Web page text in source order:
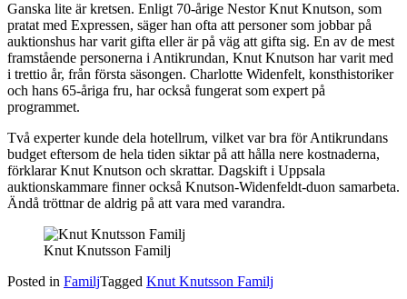
Ganska lite är kretsen. Enligt 70-årige Nestor Knut Knutson, som
pratat med Expressen, säger han ofta att personer som jobbar på
auktionshus har varit gifta eller är på väg att gifta sig. En av de mest
framstående personerna i Antikrundan, Knut Knutson har varit med
i trettio år, från första säsongen. Charlotte Widenfelt, konsthistoriker
och hans 65-åriga fru, har också fungerat som expert på
programmet.
Två experter kunde dela hotellrum, vilket var bra för Antikrundans
budget eftersom de hela tiden siktar på att hålla nere kostnaderna,
förklarar Knut Knutson och skrattar. Dagskift i Uppsala
auktionskammare finner också Knutson-Widenfeldt-duon samarbeta.
Ändå tröttnar de aldrig på att vara med varandra.
Knut Knutsson Familj
Posted in FamiljTagged Knut Knutsson Familj